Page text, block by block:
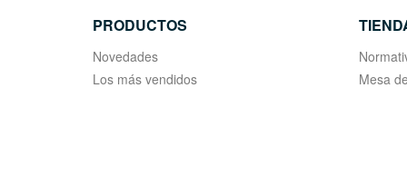
PRODUCTOS
Novedades
Los más vendidos
Mesa